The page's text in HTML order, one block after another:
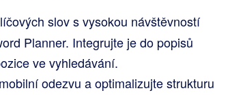
slov s vysokou návštěvností
Planner. Integrujte je do popisů
ve vyhledávání.
odezvu a optimalizujte strukturu